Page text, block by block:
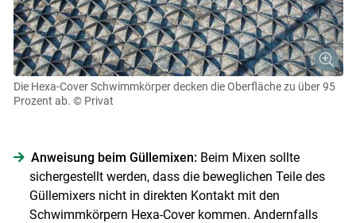
Die Hexa-Cover Schwimmkörper decken die Oberfläche zu über 95
Prozent ab. © Privat
Anweisung beim Güllemixen:Beim Mixen sollte
sichergestellt werden, dass die beweglichen Teile des
Güllemixers nicht in direkten Kontakt mit den
Schwimmkörpern Hexa-Cover kommen. Andernfalls